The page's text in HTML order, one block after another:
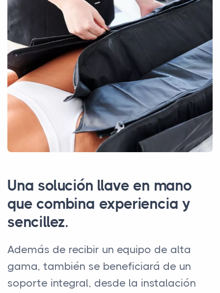
Una solución llave en mano
que combina experiencia y
sencillez.
Además de recibir un equipo de alta
gama, también se beneficiará de un
soporte integral, desde la instalación